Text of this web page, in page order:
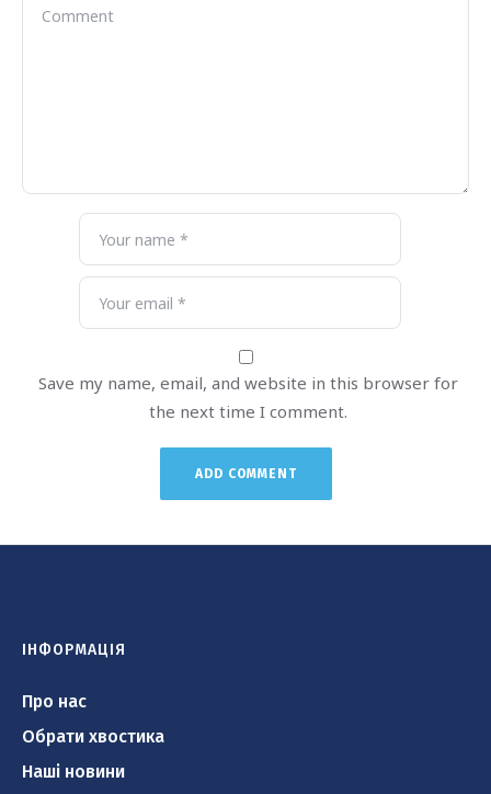
Save my name, email, and website in this browser for
the next time I comment.
ІНФОРМАЦІЯ
Про нас
Обрати хвостика
Наші новини